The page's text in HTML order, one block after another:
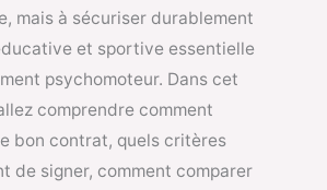
mais à sécuriser durablement
et sportive essentielle
psychomoteur. Dans cet
comprendre comment
bon contrat, quels critères
de signer, comment comparer